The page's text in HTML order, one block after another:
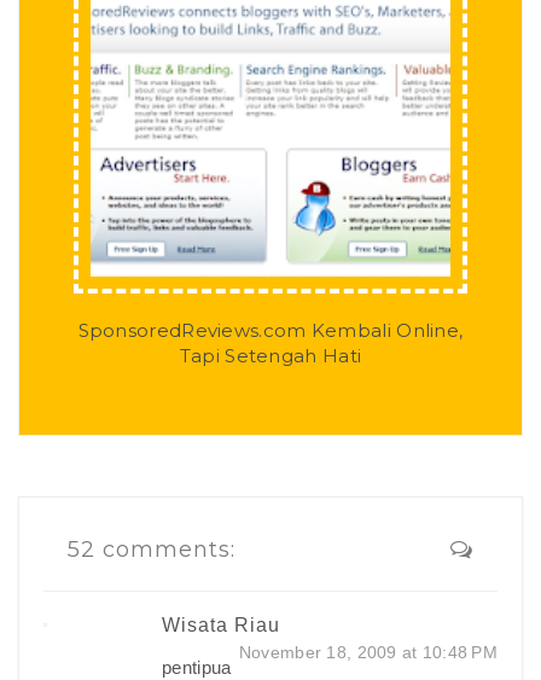
SponsoredReviews.com Kembali Online,
Tapi Setengah Hati
52 comments:
Wisata Riau
November 18, 2009 at 10:48 PM
pentipua